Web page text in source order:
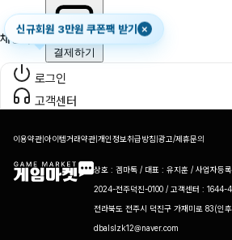
채팅하기
결제하기
로그인
신규회원 3만원 쿠폰팩 받기 ×
고객센터
이용약관|아이템거래약관|개인정보취급방침|광고/제휴문의
상호 : 겜마톡 / 대표 : 유지훈 / 사업자등
2024-전주덕진-0100 / 고객센터 : 1644-
전라북도 전주시 덕진구 가재미로 83(인
dbalslzk12@naver.com